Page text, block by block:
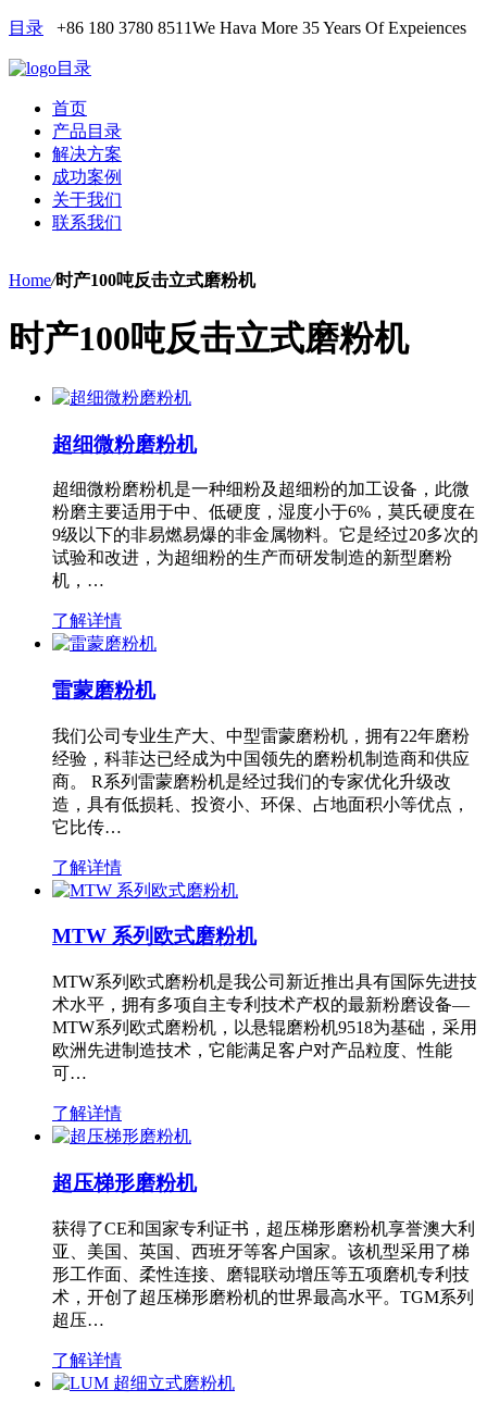
目录 +86 180 3780 8511We Hava More 35 Years Of Expeiences
目录
首页
产品目录
解决方案
成功案例
关于我们
联系我们
Home/时产100吨反击立式磨粉机
时产100吨反击立式磨粉机
超细微粉磨粉机
超细微粉磨粉机是一种细粉及超细粉的加工设备，此微
粉磨主要适用于中、低硬度，湿度小于6%，莫氏硬度在
9级以下的非易燃易爆的非金属物料。它是经过20多次的
试验和改进，为超细粉的生产而研发制造的新型磨粉
机，…
了解详情
雷蒙磨粉机
我们公司专业生产大、中型雷蒙磨粉机，拥有22年磨粉
经验，科菲达已经成为中国领先的磨粉机制造商和供应
商。 R系列雷蒙磨粉机是经过我们的专家优化升级改
造，具有低损耗、投资小、环保、占地面积小等优点，
它比传…
了解详情
MTW 系列欧式磨粉机
MTW系列欧式磨粉机是我公司新近推出具有国际先进技
术水平，拥有多项自主专利技术产权的最新粉磨设备—
MTW系列欧式磨粉机，以悬辊磨粉机9518为基础，采用
欧洲先进制造技术，它能满足客户对产品粒度、性能
可…
了解详情
超压梯形磨粉机
获得了CE和国家专利证书，超压梯形磨粉机享誉澳大利
亚、美国、英国、西班牙等客户国家。该机型采用了梯
形工作面、柔性连接、磨辊联动增压等五项磨机专利技
术，开创了超压梯形磨粉机的世界最高水平。TGM系列
超压…
了解详情